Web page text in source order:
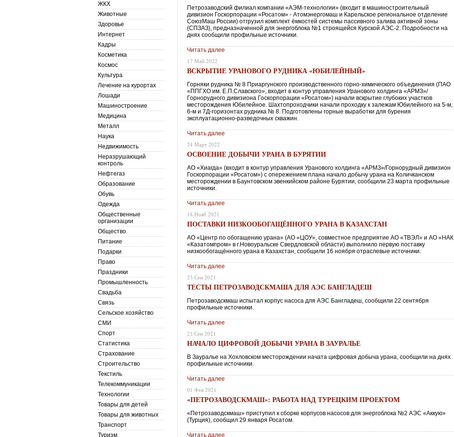
Петрозаводский филиал компании «АЭМ-технологии» (входит в машиностроительный
дивизион Госкорпорации «Росатом» - Атомэнергомаш и Карельское региональное отделение
СоюзМаш России) отгрузил комплект ёмкостей системы пассивного залива активной зоны
(СПЗАЗ), предназначенной для энергоблока №1 строящейся Курской АЭС-2. Подробности на
днях сообщили профильные источники.
Читать далее
17 Май 2022
ВСКРЫТИЕ УРАНОВОГО РУДНИКА «ЮБИЛЕЙНЫЙ»
Горняки рудника № 8 Приаргунского производственного горно-химического объединения (ПАО
«ППГХО им. Е.П.Славского», входит в контур управления Уранового холдинга «АРМЗ»/
Горнорудного дивизиона Госкорпорации «Росатом») начали вскрытие глубоких участков
месторождения Юбилейное. Шахтопроходчики начали проходку к залежам Юбилейного на 5-м,
6-м и 7Д-горизонтах рудника № 8. Подготовлены горные выработки для бурения
эксплуатационно-разведочных скважин.
Читать далее
24 Март 2022
ОСВОЕНИЕ ДОБЫЧИ УРАНА В БУРЯТИИ
АО «Хиагда» (входит в контур управления Уранового холдинга «АРМЗ»/Горнорудный дивизион
Госкорпорации «Росатом») с опережением плана начало добычу урана на Количканском
месторождении в Баунтовском эвенкийском районе Бурятии, сообщили 23 марта профильные
источники.
Читать далее
18 Нояб 2021
ПОСТАВКИ НИЗКООБОГАЩЁННОГО УРАНА В КАЗАХСТАН
АО «Центр по обогащению урана» (АО «ЦОУ», совместное предприятие АО «ТВЭЛ» и АО «НАК
«Казатомпром» в г.Новоуральске Свердловской области) выполнило первую поставку
низкообогащённого урана в Казахстан, сообщили 16 ноября отраслевые источники.
Читать далее
23 Сен 2021
ТЕСТЫ ПЕТРОЗАВОДСКМАША ДЛЯ АЭС БАНГЛАДЕШ
Петрозаводскмаш испытал корпус насоса для АЭС Бангладеш, сообщили 22 сентября
профильные источники.
Читать далее
21 Сен 2021
НАЧАЛО ЦИФРОВОЙ ДОБЫЧИ УРАНА В ЗАУРАЛЬЕ
В Зауралье на Хохловском месторождении начата цифровая добыча урана, сообщили на днях
профильные источники.
Читать далее
01 Фев 2021
«ПЕТРОЗАВОДСКМАШ»: РАБОТА НАД ТУРЕЦКИМ ПРОЕКТОМ
«Петрозаводскмаш» приступил к сборке корпусов насосов для энергоблока №2 АЭС «Аккую»
(Турция), сообщил 29 января Росатом.
Читать далее
ЖКХ
Животные
Здоровье
Интернет
Кадры
Косметика
Космос
Культура
Лечение на курортах
Лошади
Машиностроение
Медицина
Металл
Наука
Недвижимость
Неразрушающий
контроль
Нефтегаз
Образование
Обувь
Одежда
Общественные
организации
Общество
Питание
Подарки
Право
Праздники
Промышленность
Свадьба
Связь
Сельское хозяйство
СМИ
Спорт
Статистика
Страхование
Строительство
Текстиль
Телекоммуникации
Технологии
Товары для детей
Товары для животных
Транспорт
Туризм